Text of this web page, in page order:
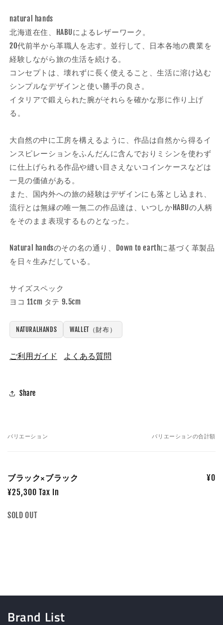
減
ら
す
増
や
す
natural hands
北海道在住、HABUによるレザーワーク。
20代前半から革職人を志す。並行して、日本各地の農業を
経験しながら旅の生活を続ける。
コンセプトは、壊れずに長く使えること、生活に溶け込む
シンプルなデザインと使い勝手の良さ。
イタリアで鍛えられた腕がそれらを確かな形に作り上げ
る。
大自然の中に工房を構えるように、作品は自然から得るイ
ンスピレーションをふんだんに含んでおりミシンを使わず
に仕上げられる作品や縫い目さえないコインケースなどは
一見の価値がある。
また、国内外への旅の経験はデザインにも落とし込まれ、
流行とは無縁の唯一無二の作品達は、いつしかHABUの人柄
をそのまま表現するものとなった。
Natural handsのその名の通り、Down to earthに基づく革製品
を日々生みだしている。
サイズスペック
ヨコ 11cm タテ 9.5cm
NATURALHANDS WALLET（財布）
ご利用ガイド よくある質問
Share
あ
の
カ
ト
バリエーション バリエーションの合計額
ブラック×ブラック
¥25,300 Tax In
¥0
数
SOLD OUT
Brand List